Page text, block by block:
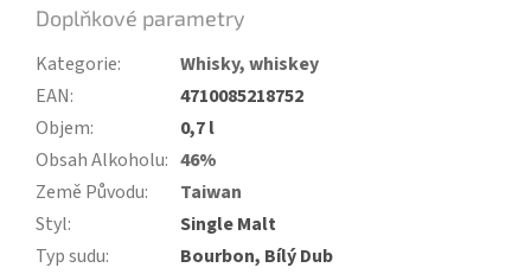
Doplňkové parametry
Kategorie:
Whisky, whiskey
EAN:
4710085218752
Objem:
0,7 l
Obsah Alkoholu: 46%
Země Původu:
Taiwan
Styl:
Single Malt
Typ sudu: Bourbon, Bílý Dub